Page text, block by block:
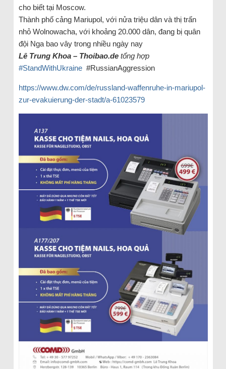
cho biết tại Moscow.
Thành phố cảng Mariupol, với nửa triệu dân và thị trấn
nhỏ Wolnowacha, với khoảng 20.000 dân, đang bị quân
đội Nga bao vây trong nhiều ngày nay
Lê Trung Khoa – Thoibao.detổng hợp
#StandWithUkraine#RussianAggression
https://www.dw.com/de/russland-waffenruhe-in-mariupol-
zur-evakuierung-der-stadt/a-61023579